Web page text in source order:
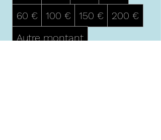
60 €
100 € 150 €
200 €
Autre montant